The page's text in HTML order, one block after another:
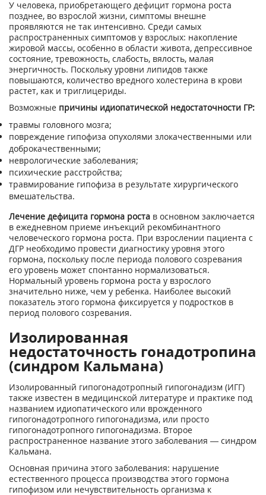
У человека, приобретающего дефицит гормона роста
позднее, во взрослой жизни, симптомы внешне
проявляются не так интенсивно. Среди самых
распространенных симптомов у взрослых: накопление
жировой массы, особенно в области живота, депрессивное
состояние, тревожность, слабость, вялость, малая
энергичность. Поскольку уровни липидов также
повышаются, количество вредного холестерина в крови
растет, как и триглицериды.
Возможные причины идиопатической недостаточности ГР:
травмы головного мозга;
повреждение гипофиза опухолями злокачественными или
доброкачественными;
неврологические заболевания;
психические расстройства;
травмирование гипофиза в результате хирургического
вмешательства.
Лечение дефицита гормона роста в основном заключается
в ежедневном приеме инъекций рекомбинантного
человеческого гормона роста. При взрослении пациента с
ДГР необходимо провести диагностику уровня этого
гормона, поскольку после периода полового созревания
его уровень может спонтанно нормализоваться.
Нормальный уровень гормона роста у взрослого
значительно ниже, чем у ребенка. Наиболее высокий
показатель этого гормона фиксируется у подростков в
период полового созревания.
Изолированная
недостаточность гонадотропина
(синдром Кальмана)
Изолированный гипогонадотропный гипогонадизм (ИГГ)
также известен в медицинской литературе и практике под
названием идиопатического или врожденного
гипогонадотропного гипогонадизма, или просто
гипогонадотропного гипогонадизма. Второе
распространенное название этого заболевания — синдром
Кальмана.
Основная причина этого заболевания: нарушение
естественного процесса производства этого гормона
гипофизом или нечувствительность организма к